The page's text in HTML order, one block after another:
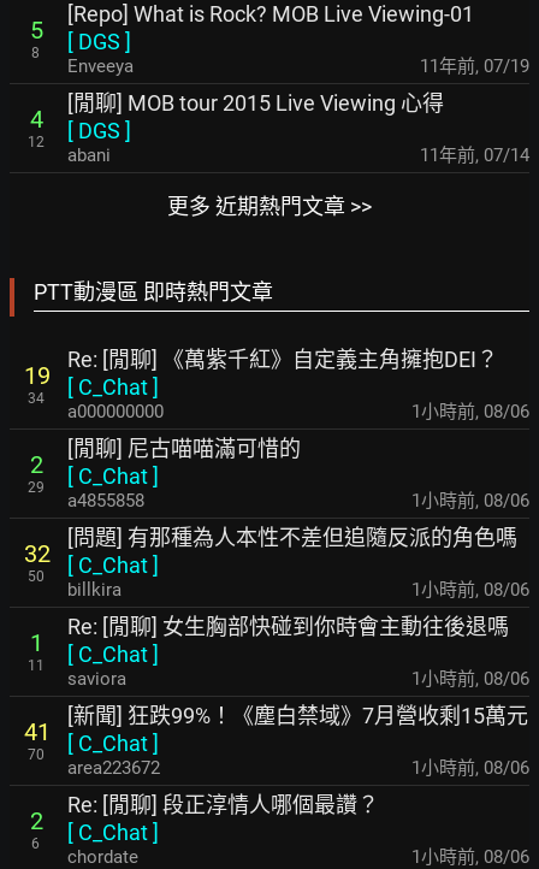
5
8
[Repo] What is Rock? MOB Live Viewing-01
[ DGS ]
Enveeya 11年前, 07/19
4
12
[閒聊] MOB tour 2015 Live Viewing 心得
[ DGS ]
abani 11年前, 07/14
更多 近期熱門文章 >>
PTT動漫區 即時熱門文章
19
34
Re: [閒聊] 《萬紫千紅》自定義主角擁抱DEI？
[ C_Chat]
a000000000 1小時前, 08/06
2
29
[閒聊] 尼古喵喵滿可惜的
[ C_Chat]
a4855858 1小時前, 08/06
32
50
[問題] 有那種為人本性不差但追隨反派的角色嗎
[ C_Chat]
billkira 1小時前, 08/06
1
11
Re: [閒聊] 女生胸部快碰到你時會主動往後退嗎
[ C_Chat]
saviora 1小時前, 08/06
41
70
[新聞] 狂跌99%！《塵白禁域》7月營收剩15萬元
[ C_Chat]
area223672 1小時前, 08/06
2
6
Re: [閒聊] 段正淳情人哪個最讚？
[ C_Chat]
chordate 1小時前, 08/06